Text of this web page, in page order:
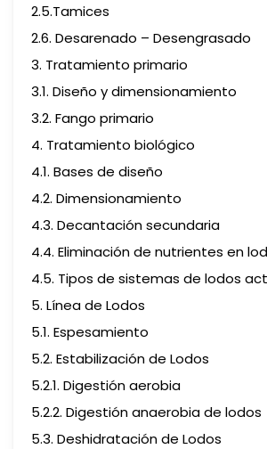
2.5.Tamices
2.6. Desarenado – Desengrasado
3. Tratamiento primario
3.1. Diseño y dimensionamiento
3.2. Fango primario
4. Tratamiento biológico
4.1. Bases de diseño
4.2. Dimensionamiento
4.3. Decantación secundaria
4.4. Eliminación de nutrientes en
4.5. Tipos de sistemas de lodos
5. Línea de Lodos
5.1. Espesamiento
5.2. Estabilización de Lodos
5.2.1. Digestión aerobia
5.2.2. Digestión anaerobia de lodos
5.3. Deshidratación de Lodos